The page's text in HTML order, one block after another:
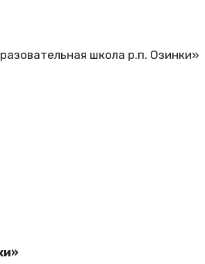
школа р.п. Озинки»